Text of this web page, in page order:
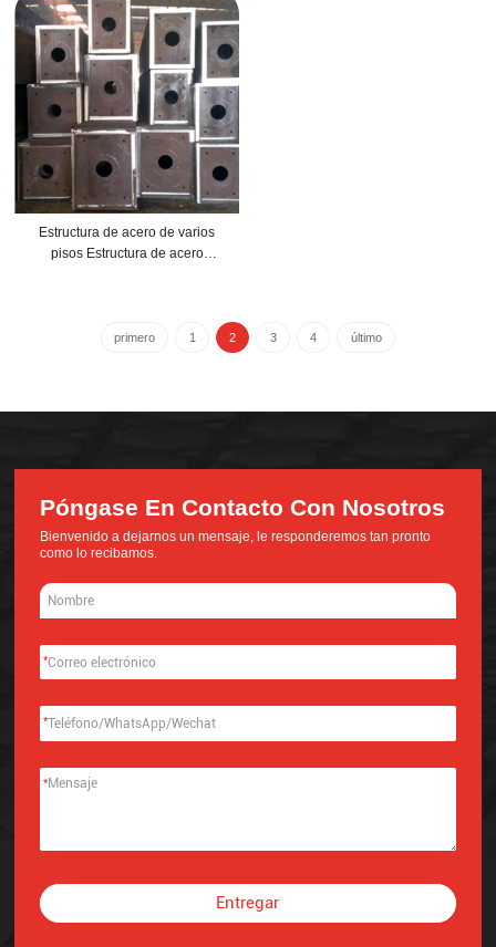
producción de cemento Phaser
Estructura de acero de varios
pisos Estructura de acero
primero 1 2 3 4 último
Póngase En Contacto Con Nosotros
Bienvenido a dejarnos un mensaje, le responderemos tan pronto
como lo recibamos.
*
*
*
Entregar